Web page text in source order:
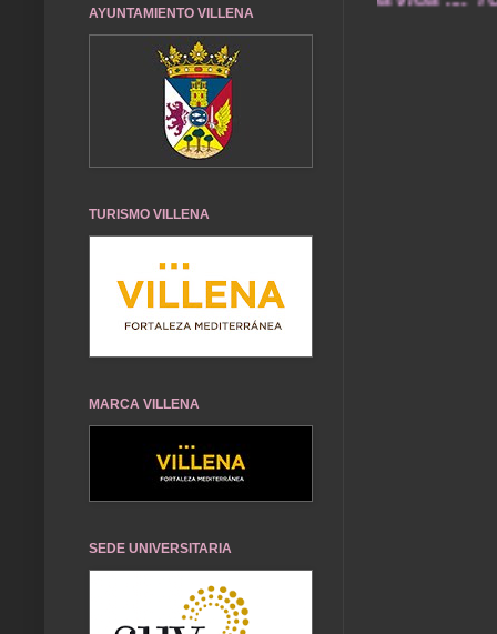
AYUNTAMIENTO VILLENA
TURISMO VILLENA
MARCA VILLENA
SEDE UNIVERSITARIA